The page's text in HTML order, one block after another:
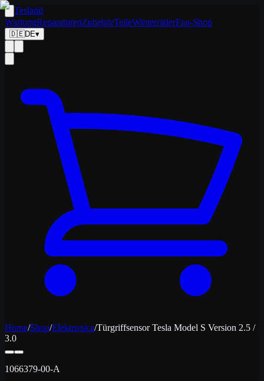
Tesland
WartungReparaturenZubehörTeileWinterräderFan-Shop
🇩🇪DE▾
Home/Shop/Elektronica/Türgriffsensor Tesla Model S Version 2.5 /
3.0
1066379-00-A